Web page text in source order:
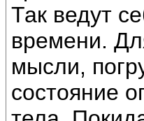
Так ведут
времени.
мысли,
состояние